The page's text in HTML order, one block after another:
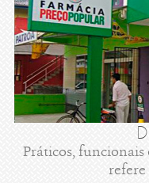
Práticos, funcionais
refere